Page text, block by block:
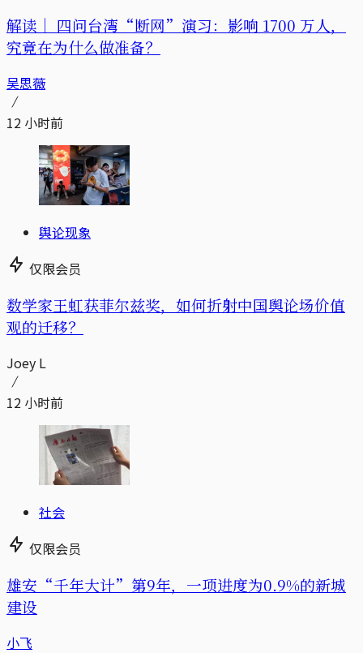
解读｜ 四问台湾“断网”演习：影响 1700 万人，
究竟在为什么做准备？
吴思薇
12 小时前
舆论现象
仅限会员
数学家王虹获菲尔兹奖，如何折射中国舆论场价值
观的迁移？
Joey L
12 小时前
社会
仅限会员
雄安“千年大计”第9年，一项进度为0.9%的新城
建设
小飞